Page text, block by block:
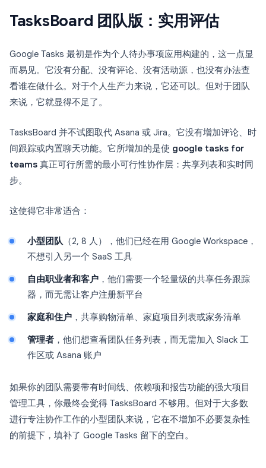
TasksBoard 团队版：实用评估
Google Tasks 最初是作为个人待办事项应用构建的，这一点显
而易见。它没有分配、没有评论、没有活动源，也没有办法查
看谁在做什么。对于个人生产力来说，它还可以。但对于团队
来说，它就显得不足了。
TasksBoard 并不试图取代 Asana 或 Jira。它没有增加评论、时
间跟踪或内置聊天功能。它所增加的是使 google tasks for
teams 真正可行所需的最小可行性协作层：共享列表和实时同
步。
这使得它非常适合：
小型团队 （2, 8 人），他们已经在用 Google Workspace，
不想引入另一个 SaaS 工具
自由职业者和客户 ，他们需要一个轻量级的共享任务跟踪
器，而无需让客户注册新平台
家庭和住户 ，共享购物清单、家庭项目列表或家务清单
管理者 ，他们想查看团队任务列表，而无需加入 Slack 工
作区或 Asana 账户
如果你的团队需要带有时间线、依赖项和报告功能的强大项目
管理工具，你最终会觉得 TasksBoard 不够用。但对于大多数
进行专注协作工作的小型团队来说，它在不增加不必要复杂性
的前提下，填补了 Google Tasks 留下的空白。